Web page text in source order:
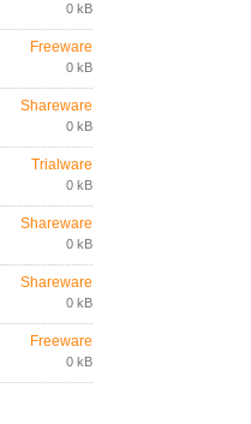
0 kB
Freeware
0 kB
Shareware
0 kB
Trialware
0 kB
Shareware
0 kB
Shareware
0 kB
Freeware
0 kB